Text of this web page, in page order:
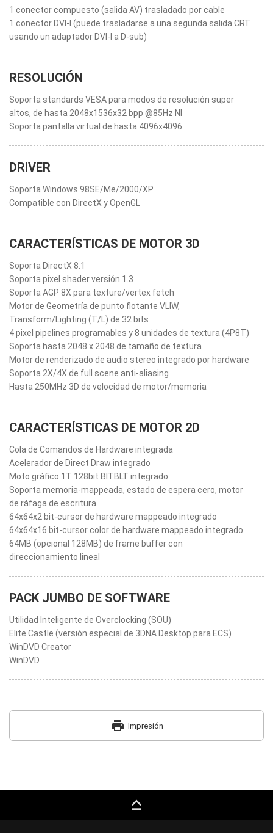
1 conector compuesto (salida AV) trasladado por cable
1 conector DVI-I (puede trasladarse a una segunda salida CRT
usando un adaptador DVI-I a D-sub)
RESOLUCIÓN
Soporta standards VESA para modos de resolución super
altos, de hasta 2048x1536x32 bpp @85Hz NI
Soporta pantalla virtual de hasta 4096x4096
DRIVER
Soporta Windows 98SE/Me/2000/XP
Compatible con DirectX y OpenGL
CARACTERÍSTICAS DE MOTOR 3D
Soporta DirectX 8.1
Soporta pixel shader versión 1.3
Soporta AGP 8X para texture/vertex fetch
Motor de Geometría de punto flotante VLIW,
Transform/Lighting (T/L) de 32 bits
4 pixel pipelines programables y 8 unidades de textura (4P8T)
Soporta hasta 2048 x 2048 de tamaño de textura
Motor de renderizado de audio stereo integrado por hardware
Soporta 2X/4X de full scene anti-aliasing
Hasta 250MHz 3D de velocidad de motor/memoria
CARACTERÍSTICAS DE MOTOR 2D
Cola de Comandos de Hardware integrada
Acelerador de Direct Draw integrado
Moto gráfico 1T 128bit BITBLT integrado
Soporta memoria-mappeada, estado de espera cero, motor
de ráfaga de escritura
64x64x2 bit-cursor de hardware mappeado integrado
64x64x16 bit-cursor color de hardware mappeado integrado
64MB (opcional 128MB) de frame buffer con
direccionamiento lineal
PACK JUMBO DE SOFTWARE
Utilidad Inteligente de Overclocking (SOU)
Elite Castle (versión especial de 3DNA Desktop para ECS)
WinDVD Creator
WinDVD
print Impresión
keyboard_capslock